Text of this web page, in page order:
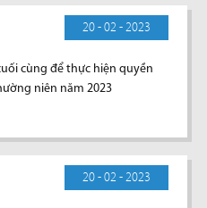
20 - 02 - 2023
cùng để thực hiện quyền
niên năm 2023
20 - 02 - 2023